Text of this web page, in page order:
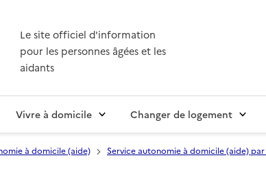
Le site officiel d'information
pour les personnes âgées et les
aidants
Vivre à domicile Changer de logement
à domicile (aide) Service autonomie à domicile (aide)